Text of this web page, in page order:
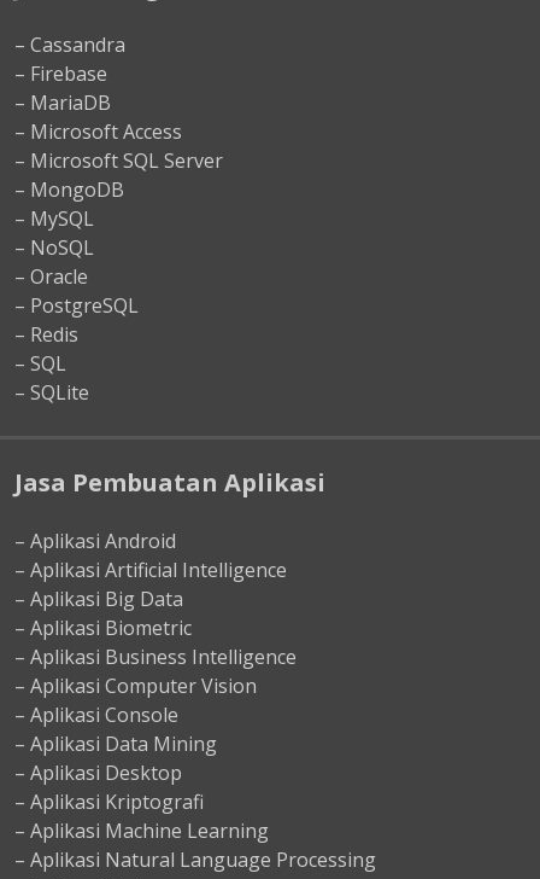
– Cassandra
– Firebase
– MariaDB
– Microsoft Access
– Microsoft SQL Server
– MongoDB
– MySQL
– NoSQL
– Oracle
– PostgreSQL
– Redis
– SQL
– SQLite
Jasa Pembuatan Aplikasi
– Aplikasi Android
– Aplikasi Artificial Intelligence
– Aplikasi Big Data
– Aplikasi Biometric
– Aplikasi Business Intelligence
– Aplikasi Computer Vision
– Aplikasi Console
– Aplikasi Data Mining
– Aplikasi Desktop
– Aplikasi Kriptografi
– Aplikasi Machine Learning
– Aplikasi Natural Language Processing